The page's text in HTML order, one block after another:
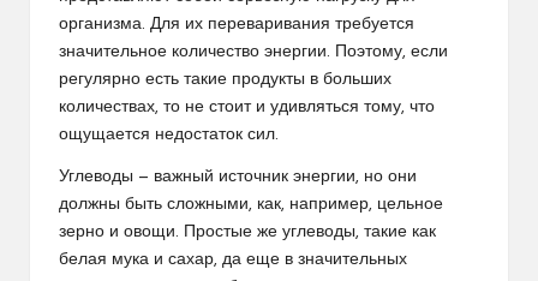
организма. Для их переваривания требуется
значительное количество энергии. Поэтому, если
регулярно есть такие продукты в больших
количествах, то не стоит и удивляться тому, что
ощущается недостаток сил.
Углеводы — важный источник энергии, но они
должны быть сложными, как, например, цельное
зерно и овощи. Простые же углеводы, такие как
белая мука и сахар, да еще в значительных